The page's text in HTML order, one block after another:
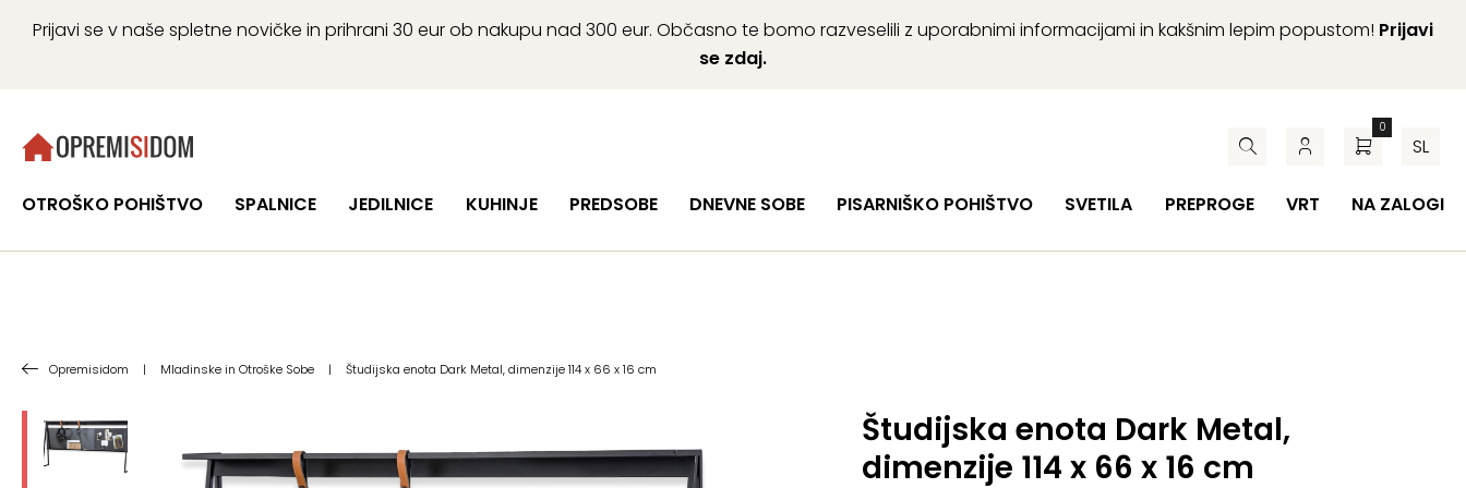
Prijavi se v naše spletne novičke in prihrani 30 eur ob nakupu nad 300 eur. Občasno te bomo razveselili z uporabnimi informacijami in kakšnim lepim popustom! Prijavi
se zdaj.
0
SL
OTROŠKO POHIŠTVO SPALNICE JEDILNICE KUHINJE PREDSOBE DNEVNE SOBE PISARNIŠKO POHIŠTVO SVETILA PREPROGE VRT NA ZALOGI
Opremisidom | Mladinske in Otroške Sobe | Študijska enota Dark Metal, dimenzije 114 x 66 x 16 cm
Študijska enota Dark Metal,
dimenzije 114 x 66 x 16 cm